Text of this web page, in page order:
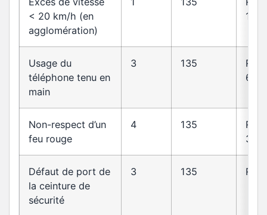
< 20 km/h (en
agglomération)
14
Usage du
téléphone tenu en
main
3 135
6-1
Non-respect d’un
feu rouge
4 135
30
Défaut de port de
la ceinture de
sécurité
3 135